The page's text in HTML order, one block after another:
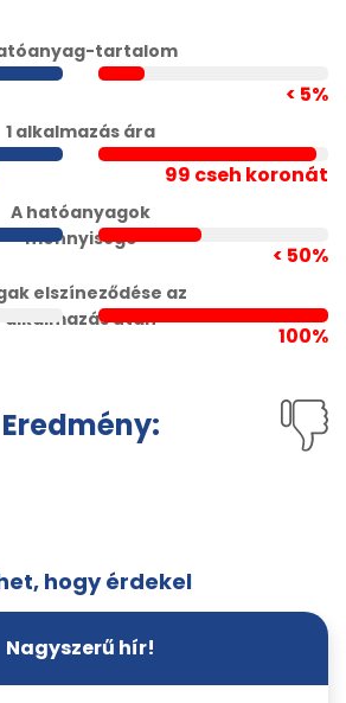
tartalom
1 alkalmazás ára
A hatóanyagok
mennyisége
elszíneződése az
alkalmazás után
< 5%
99 cseh koronát
< 50%
100%
Eredmény:
hogy érdekel
Nagyszerű hír!